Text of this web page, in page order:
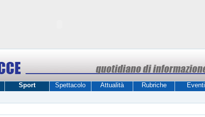
Sport Spettacolo Attualità Rubriche Eventi